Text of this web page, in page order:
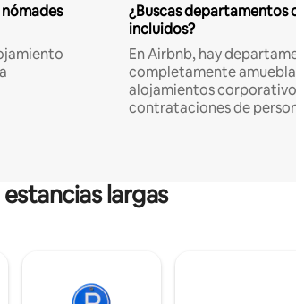
¿Buscas departamentos
incluidos?
En Airbnb, hay
completamente
alojamientos
contrataciones de
largas